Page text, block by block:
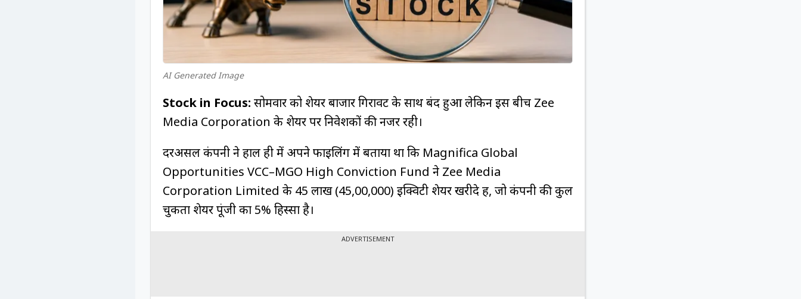
AI Generated Image
Stock in Focus: सोमवार को शेयर बाजार गिरावट के साथ बंद हुआ लेकिन इस बीच Zee
Media Corporation के शेयर पर निवेशकों की नजर रही।
दरअसल कंपनी ने हाल ही में अपने फाइलिंग में बताया था कि Magnifica Global
Opportunities VCC–MGO High Conviction Fund ने Zee Media
Corporation Limited के 45 लाख (45,00,000) इक्विटी शेयर खरीदे हैं, जो कंपनी की कुल
चुकता शेयर पूंजी का 5% हिस्सा है।
ADVERTISEMENT